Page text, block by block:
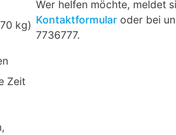
kg)
Zeit
Wer helfen möchte, meldet
Kontaktformular oder bei
7736777.